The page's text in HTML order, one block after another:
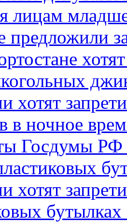
лицам
предложили
хотят
в ночное
Госдумы РФ
хотят